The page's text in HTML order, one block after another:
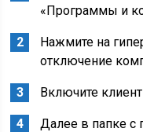
«Программы и
Нажмите на
отключение
Включите клиент
Далее в папке с